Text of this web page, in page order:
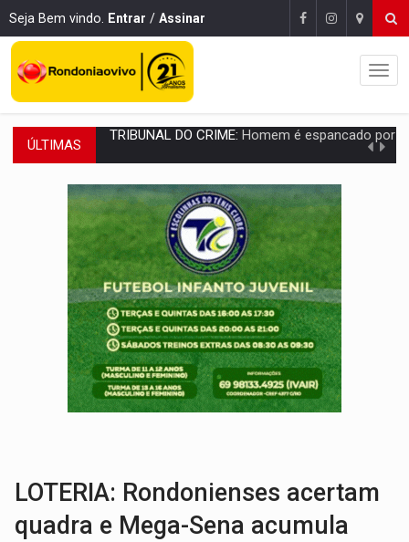
Seja Bem vindo. Entrar / Assinar
ÚLTIMAS VÍDEO: Perseguição é registrada no shopping após colombiana furtar
LUDOPATIA:Apostas online começam a afetar produtividade e rotina
REFLORESTAMENTO:Plantar árvores não será mais suficiente para
OVNIS NA LUA:Cientistas alertam para possível base secreta no satélite
ACABOU COM PEUGEOT:Incêndio destrói carro que era rebocado para oficina
VÍDEO:Ladrão é filmado furtando moto na frente do bar
BOLSAS DE PESQUISA:Iniciativa Amazônia+10 lança chamada para fortalecer
MATERIAL:Brasil tem grandes reservas de urânio, mas produz pouco e
LOTERIA: Rondonienses acertam
quadra e Mega-Sena acumula